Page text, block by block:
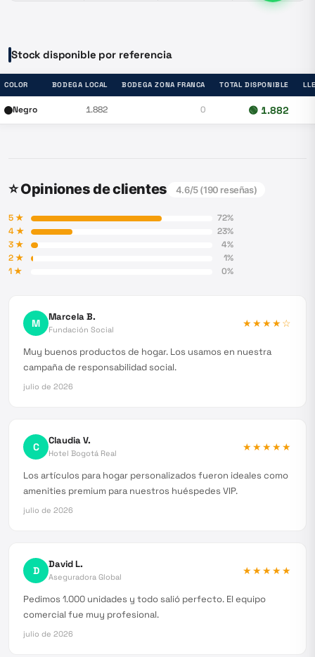
Stock disponible por referencia
COLOR BODEGA LOCAL BODEGA ZONA FRANCA TOTAL DISPONIBLE
Negro 1.882 0 🟢 1.882
⭐ Opiniones de clientes 4.6/5 (190 reseñas)
5★ 72%
4★ 23%
3★ 4%
2★ 1%
1★ 0%
M Marcela B.
Fundación Social
★★★★☆
Muy buenos productos de hogar. Los usamos en nuestra
campaña de responsabilidad social.
julio de 2026
C Claudia V.
Hotel Bogotá Real
★★★★★
Los artículos para hogar personalizados fueron ideales como
amenities premium para nuestros huéspedes VIP.
julio de 2026
D David L.
Aseguradora Global
★★★★★
Pedimos 1.000 unidades y todo salió perfecto. El equipo
comercial fue muy profesional.
julio de 2026